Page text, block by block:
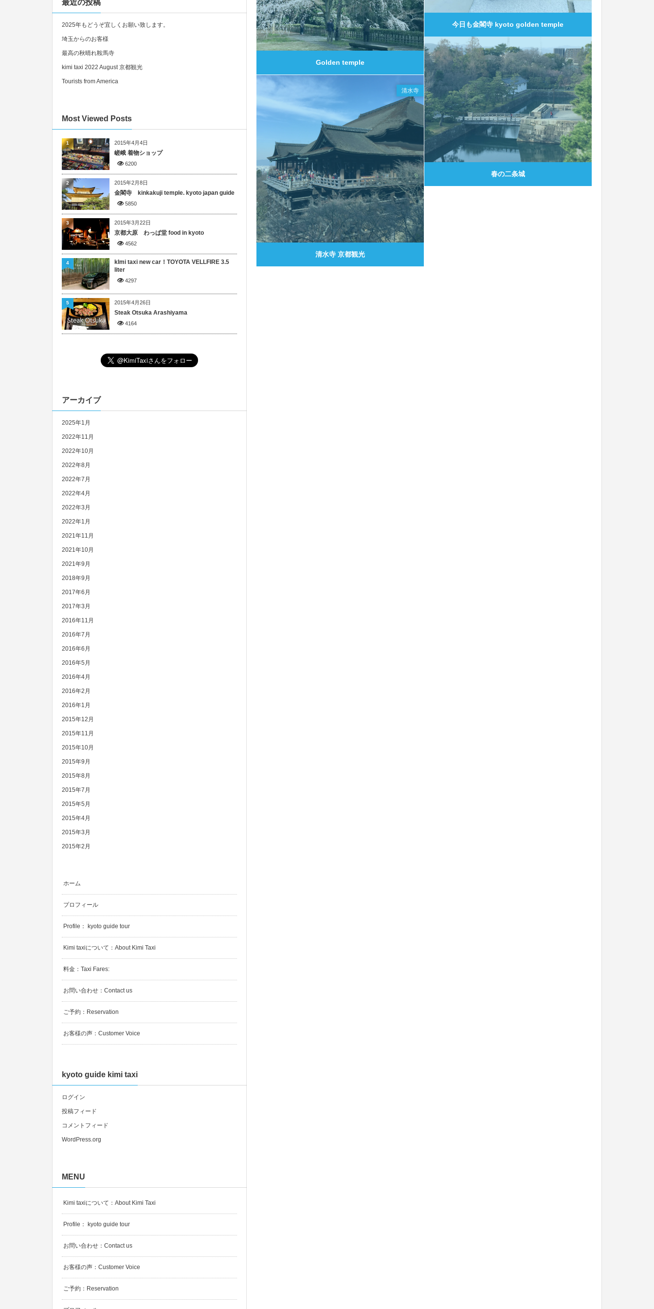
今日も金閣寺 kyoto golden temple
Golden temple
0
春の二条城
0
清水寺
清水寺 京都観光
0
最近の投稿
2025年もどうぞ宜しくお願い致します。
埼玉からのお客様
最高の秋晴れ鞍馬寺
kimi taxi 2022 August 京都観光
Tourists from America
Most Viewed Posts
2015年4月4日
嵯峨 着物ショップ
6200
1
2015年2月8日
金閣寺 kinkakuji temple. kyoto japan guide
5850
2
2015年3月22日
京都大原 わっぱ堂 food in kyoto
4562
3
kImi taxi new car！TOYOTA VELLFIRE 3.5
liter
4297
4
2015年4月26日
Steak Otsuka Arashiyama
4164
5
アーカイブ
2025年1月
2022年11月
2022年10月
2022年8月
2022年7月
2022年4月
2022年3月
2022年1月
2021年11月
2021年10月
2021年9月
2018年9月
2017年6月
2017年3月
2016年11月
2016年7月
2016年6月
2016年5月
2016年4月
2016年2月
2016年1月
2015年12月
2015年11月
2015年10月
2015年9月
2015年8月
2015年7月
2015年5月
2015年4月
2015年3月
2015年2月
ホーム
プロフィール
Profile： kyoto guide tour
Kimi taxiについて：About Kimi Taxi
料金：Taxi Fares:
お問い合わせ：Contact us
ご予約：Reservation
お客様の声：Customer Voice
kyoto guide kimi taxi
ログイン
投稿フィード
コメントフィード
WordPress.org
MENU
Kimi taxiについて：About Kimi Taxi
Profile： kyoto guide tour
お問い合わせ：Contact us
お客様の声：Customer Voice
ご予約：Reservation